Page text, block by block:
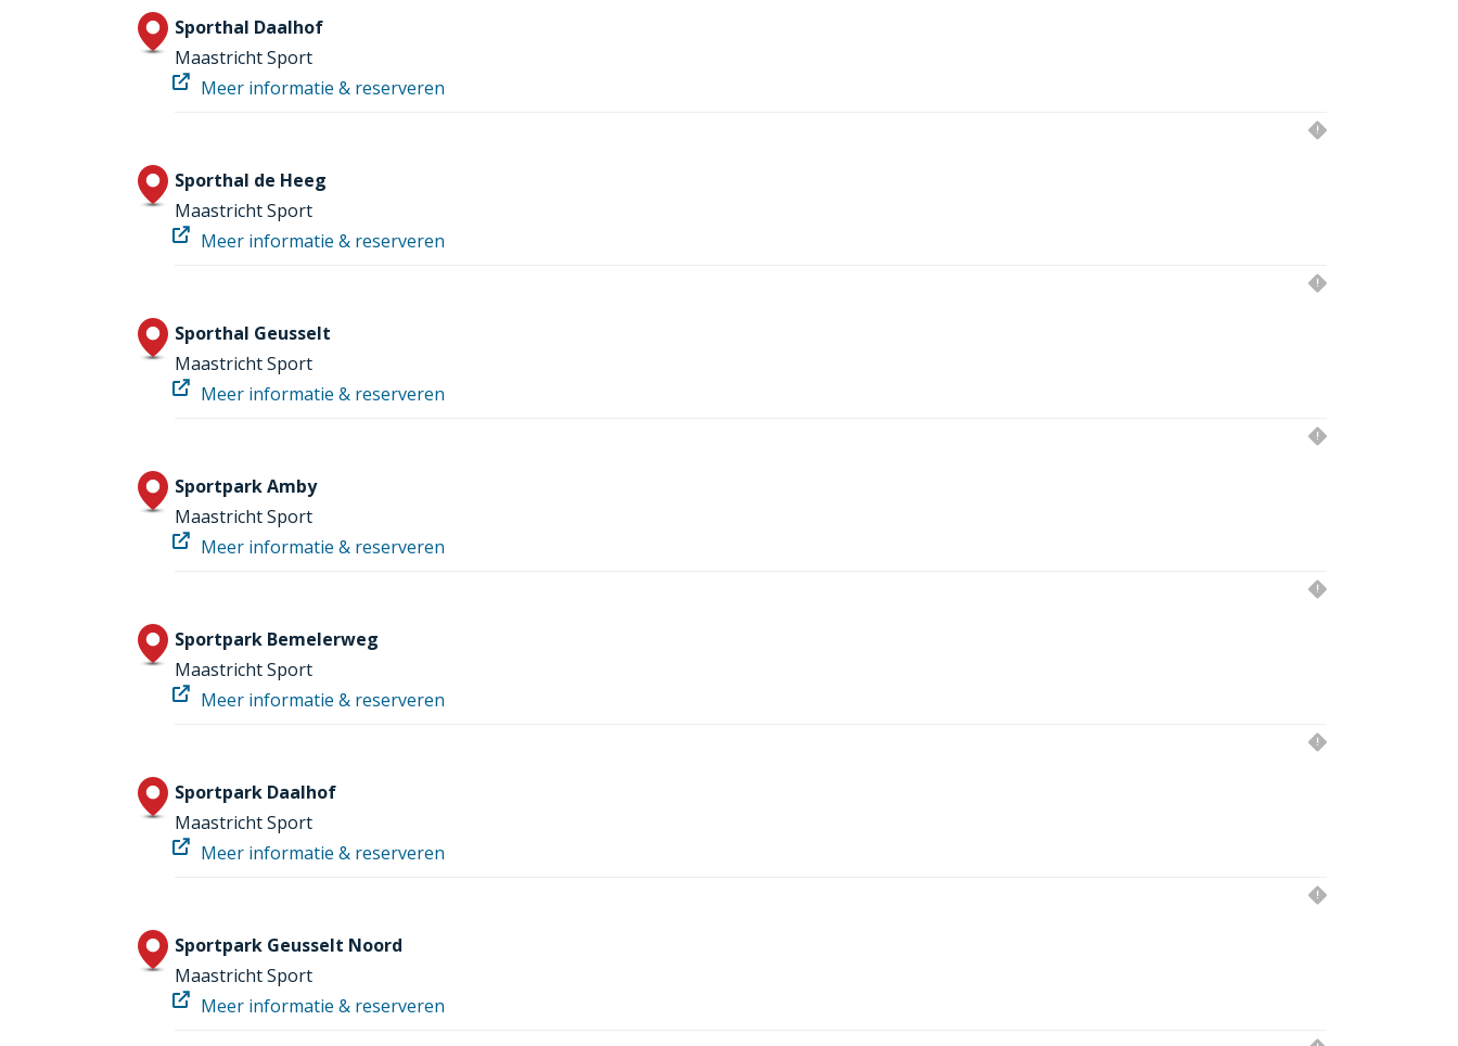
Sporthal Daalhof
Maastricht Sport
Meer informatie & reserveren
Sporthal de Heeg
Maastricht Sport
Meer informatie & reserveren
Sporthal Geusselt
Maastricht Sport
Meer informatie & reserveren
Sportpark Amby
Maastricht Sport
Meer informatie & reserveren
Sportpark Bemelerweg
Maastricht Sport
Meer informatie & reserveren
Sportpark Daalhof
Maastricht Sport
Meer informatie & reserveren
Sportpark Geusselt Noord
Maastricht Sport
Meer informatie & reserveren